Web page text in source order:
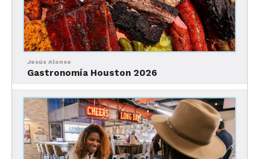
Una publicación compartida por Fogo de Chao (@fogo)
Jesús Alonso
Gastronomía Houston 2026